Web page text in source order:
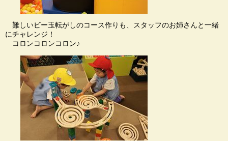
難しいビー玉転がしのコース作りも、スタッフのお姉さんと一緒
にチャレンジ！
コロンコロンコロン♪